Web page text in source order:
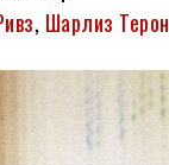
, Шарлиз Терон